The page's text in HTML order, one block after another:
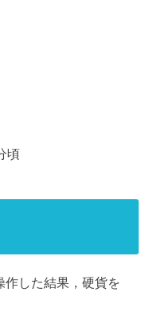
頃
作した結果，硬貨を